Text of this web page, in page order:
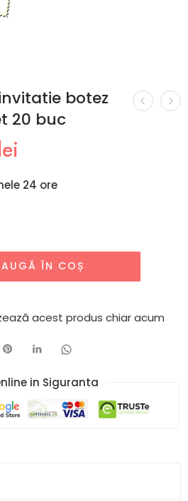
botez
20 buc
24 ore
ÎN COȘ
acest produs chiar acum
in Siguranta​